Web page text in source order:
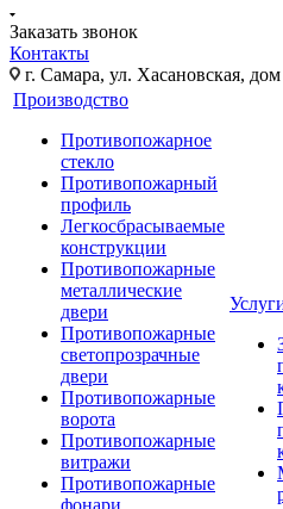
Заказать звонок
Контакты
г. Самара, ул. Хасановская,
Производство
Противопожарное
стекло
Противопожарный
профиль
Легкосбрасываемые
конструкции
Противопожарные
металлические
двери
Противопожарные
светопрозрачные
двери
Противопожарные
ворота
Противопожарные
витражи
Противопожарные
фонари